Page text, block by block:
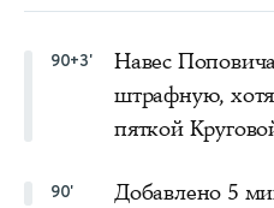
90+3'
Навес
штрафную,
пяткой
90' Добавлено 5